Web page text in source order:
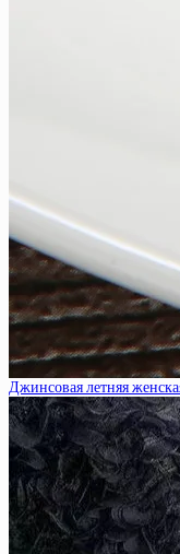
Джинсовая летняя